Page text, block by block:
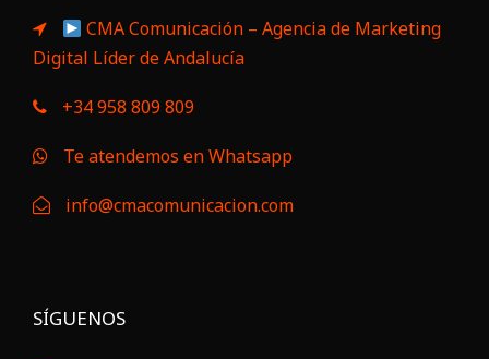
CMA Comunicación – Agencia de Marketing
Digital Líder de Andalucía
+34 958 809 809
Te atendemos en Whatsapp
info@cmacomunicacion.com
SÍGUENOS